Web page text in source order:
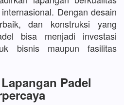
Dengan desain
dan konstruksi yang
bisa menjadi investasi
bisnis maupun fasilitas
Padel